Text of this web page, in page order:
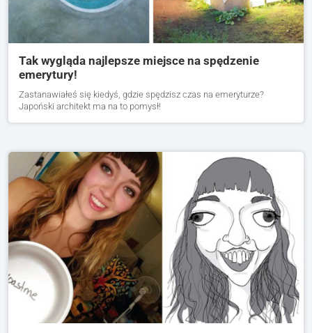
Tak wygląda najlepsze miejsce na spędzenie
emerytury!
Zastanawiałeś się kiedyś, gdzie spędzisz czas na emeryturze?
Japoński architekt ma na to pomysł!